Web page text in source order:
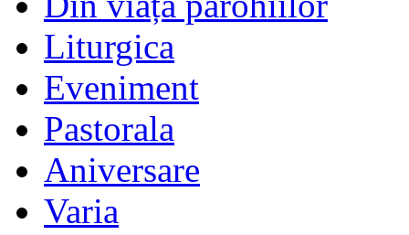
Liturgica
Eveniment
Pastorala
Aniversare
Varia